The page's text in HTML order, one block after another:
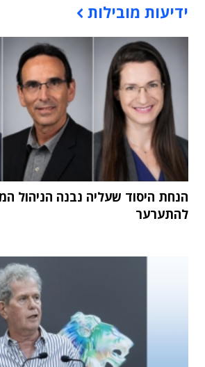
ידיעות מובילות
הנחת היסוד שעליה נבנה הניהול
להתערער